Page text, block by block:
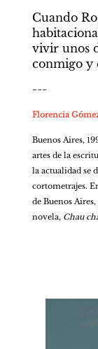
Cuando
vivir unos
conmigo y
---
Florencia
Buenos Aires,
artes de la
la actualidad se
cortometrajes.
de Buenos
novela, Chau